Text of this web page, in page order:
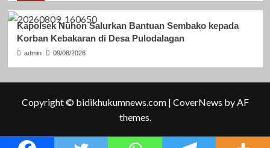
Kapolsek Nuhon Salurkan Bantuan Sembako kepada
Korban Kebakaran di Desa Pulodalagan
admin 09/08/2026
Copyright © bidikhukumnews.com | CoverNews by AF
themes.